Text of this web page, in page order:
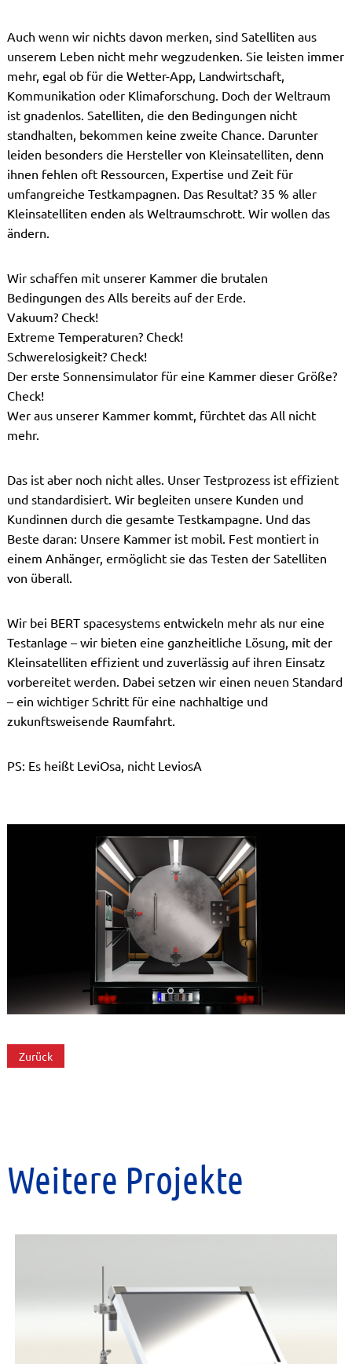
Auch wenn wir nichts davon merken, sind Satelliten aus
unserem Leben nicht mehr wegzudenken. Sie leisten immer
mehr, egal ob für die Wetter-App, Landwirtschaft,
Kommunikation oder Klimaforschung. Doch der Weltraum
ist gnadenlos. Satelliten, die den Bedingungen nicht
standhalten, bekommen keine zweite Chance. Darunter
leiden besonders die Hersteller von Kleinsatelliten, denn
ihnen fehlen oft Ressourcen, Expertise und Zeit für
umfangreiche Testkampagnen. Das Resultat? 35 % aller
Kleinsatelliten enden als Weltraumschrott. Wir wollen das
ändern.
Wir schaffen mit unserer Kammer die brutalen
Bedingungen des Alls bereits auf der Erde.
Vakuum? Check!
Extreme Temperaturen? Check!
Schwerelosigkeit? Check!
Der erste Sonnensimulator für eine Kammer dieser Größe?
Check!
Wer aus unserer Kammer kommt, fürchtet das All nicht
mehr.
Das ist aber noch nicht alles. Unser Testprozess ist effizient
und standardisiert. Wir begleiten unsere Kunden und
Kundinnen durch die gesamte Testkampagne. Und das
Beste daran: Unsere Kammer ist mobil. Fest montiert in
einem Anhänger, ermöglicht sie das Testen der Satelliten
von überall.
Wir bei BERT spacesystems entwickeln mehr als nur eine
Testanlage – wir bieten eine ganzheitliche Lösung, mit der
Kleinsatelliten effizient und zuverlässig auf ihren Einsatz
vorbereitet werden. Dabei setzen wir einen neuen Standard
– ein wichtiger Schritt für eine nachhaltige und
zukunftsweisende Raumfahrt.
PS: Es heißt LeviOsa, nicht LeviosA
Zurück
Weitere Projekte